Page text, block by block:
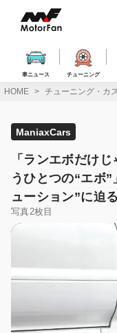
ス
車ニュース チューニング
HOME チューニング・カ
ManiaxCars
「ランエボだけ
うひとつの“エボ
ューション”に迫る
写真2枚目